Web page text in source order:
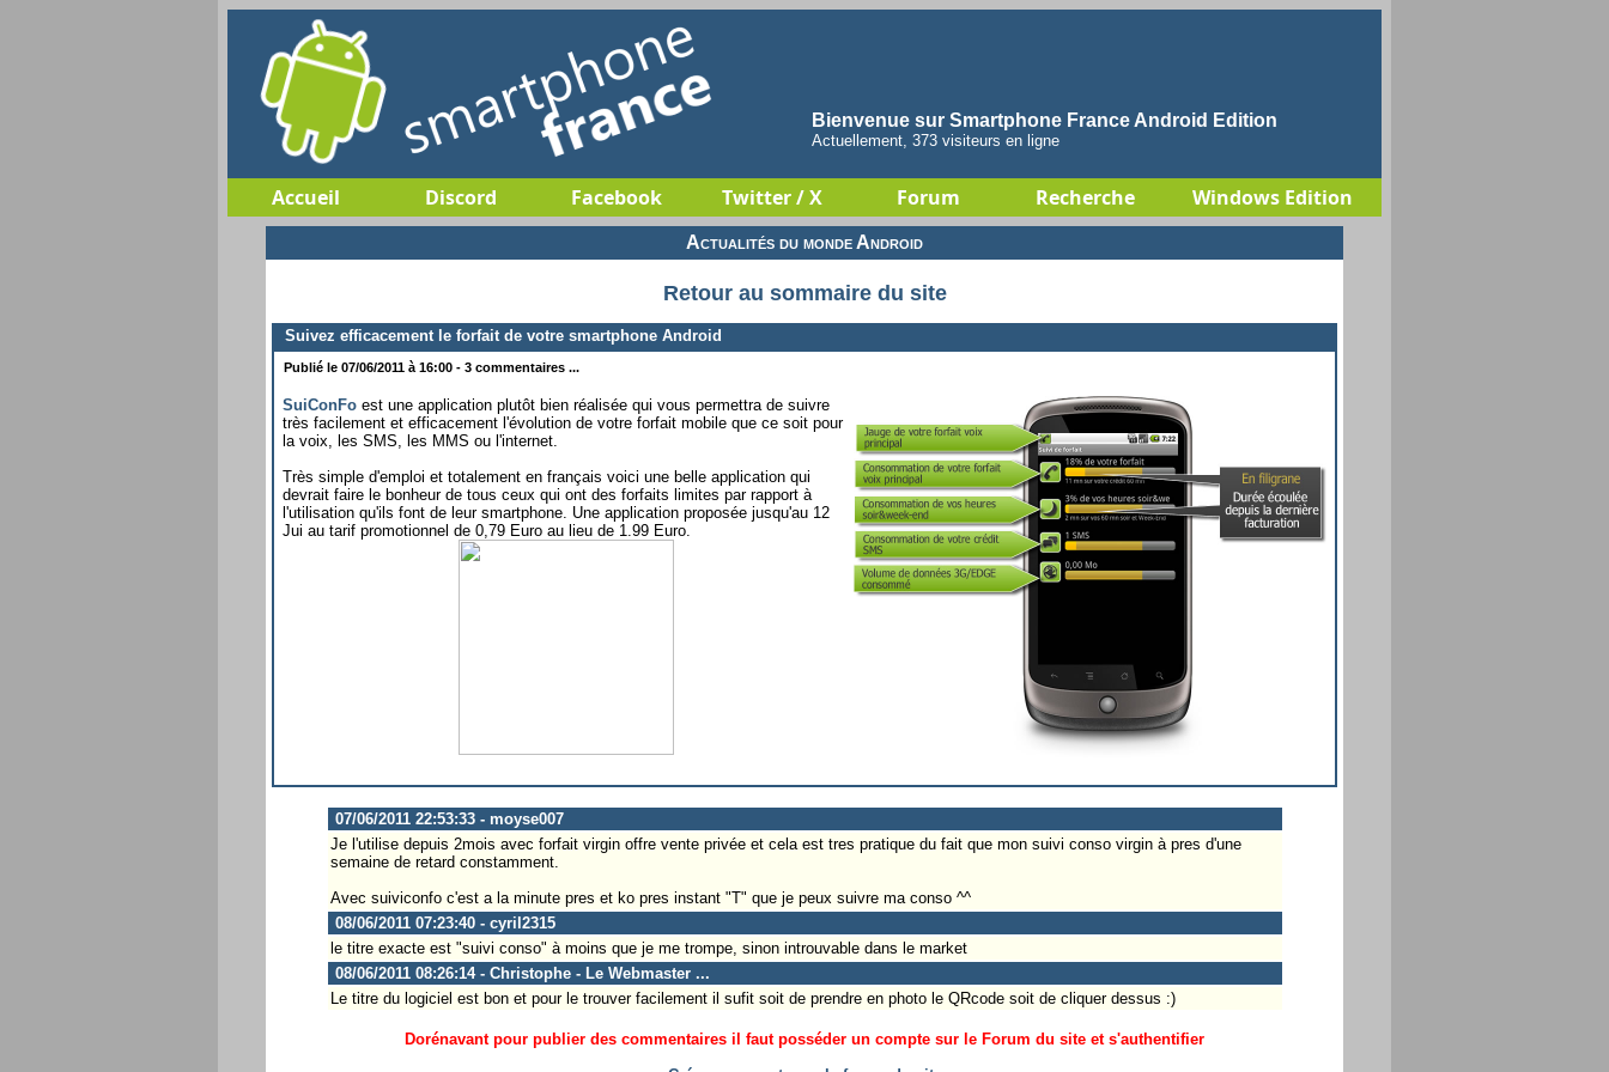
Bienvenue sur Smartphone France Android Edition
Actuellement, 373 visiteurs en ligne
Accueil Discord Facebook Twitter / X Forum Recherche Windows Edition
Actualités du monde Android
Retour au sommaire du site
Suivez efficacement le forfait de votre smartphone Android
Publié le 07/06/2011 à 16:00 - 3 commentaires ...
SuiConFo est une application plutôt bien réalisée qui vous permettra de suivre
très facilement et efficacement l'évolution de votre forfait mobile que ce soit pour
la voix, les SMS, les MMS ou l'internet.
Très simple d'emploi et totalement en français voici une belle application qui
devrait faire le bonheur de tous ceux qui ont des forfaits limites par rapport à
l'utilisation qu'ils font de leur smartphone. Une application proposée jusqu'au 12
Jui au tarif promotionnel de 0,79 Euro au lieu de 1.99 Euro.
07/06/2011 22:53:33 - moyse007
Je l'utilise depuis 2mois avec forfait virgin offre vente privée et cela est tres pratique du fait que mon suivi conso virgin à pres d'une
semaine de retard constamment.
Avec suiviconfo c'est a la minute pres et ko pres instant "T" que je peux suivre ma conso ^^
08/06/2011 07:23:40 - cyril2315
le titre exacte est "suivi conso" à moins que je me trompe, sinon introuvable dans le market
08/06/2011 08:26:14 - Christophe - Le Webmaster ...
Le titre du logiciel est bon et pour le trouver facilement il sufit soit de prendre en photo le QRcode soit de cliquer dessus :)
Dorénavant pour publier des commentaires il faut posséder un compte sur le Forum du site et s'authentifier